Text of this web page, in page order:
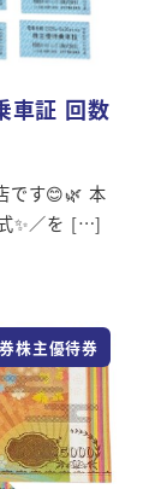
車証 回数
です😊🌿 本
✨／を […]
株主優待券